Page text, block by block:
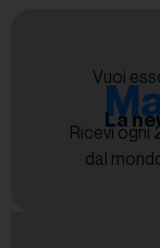
Vuoi
La
Ricevi ogni
dal